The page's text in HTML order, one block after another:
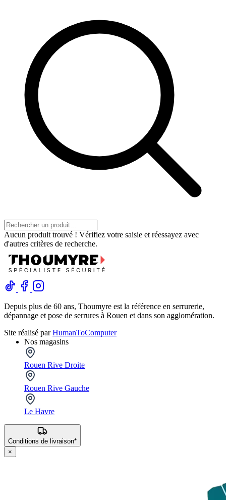
Aucun produit trouvé ! Vérifiez votre saisie et réessayez avec
d'autres critères de recherche.
Depuis plus de 60 ans, Thoumyre est la référence en serrurerie,
dépannage et pose de serrures à Rouen et dans son agglomération.
Site réalisé parHumanToComputer
Nos magasins
Rouen Rive Droite
Rouen Rive Gauche
Le Havre
Conditions de livraison*
×